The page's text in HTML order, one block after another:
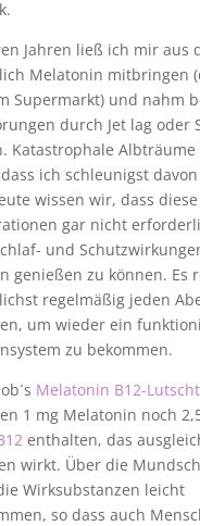
Jahren ließ ich mir aus
Melatonin mitbringen
Supermarkt) und nahm
durch Jet lag oder
Katastrophale
ich schleunigst
wissen wir, dass
gar nicht
und
genießen zu können. Es
regelmäßig jeden
um wieder ein
zu bekommen.
Melatonin B12-
1 mg Melatonin noch
enthalten, das
wirkt. Über die
Wirksubstanzen leicht
so dass auch